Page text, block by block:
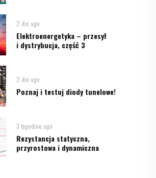
2 dni ago
Elektroenergetyka – przesył
i dystrybucja, część 3
2 dni ago
Poznaj i testuj diody tunelowe!
3 tygodnie ago
Rezystancja statyczna,
przyrostowa i dynamiczna